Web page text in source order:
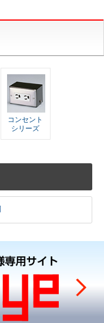
コンセント
シリーズ